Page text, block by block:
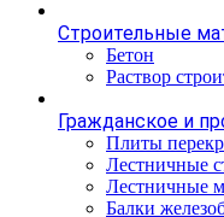
Строительные
Бетон
Раствор
Гражданское и
Плиты
Лестничные
Лестничные
Балки